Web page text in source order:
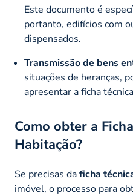
Este documento é
portanto, edifícios com
dispensados.
Transmissão de bens
situações de heranças,
apresentar a ficha
Como obter a
Habitação?
Se precisas daficha
imóvel, o processo para